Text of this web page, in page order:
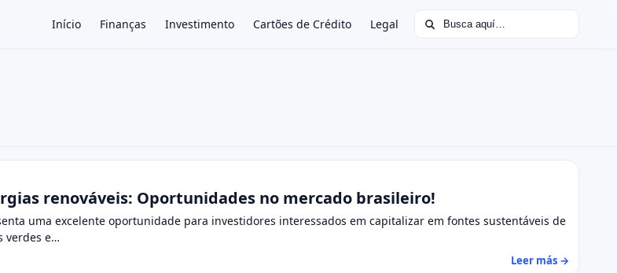
Início Finanças Investimento Cartões de Crédito Legal Buscar:
renováveis: Oportunidades no mercado brasileiro!
uma excelente oportunidade para investidores interessados em capitalizar em fontes sustentáveis de
verdes e…
Leer más →